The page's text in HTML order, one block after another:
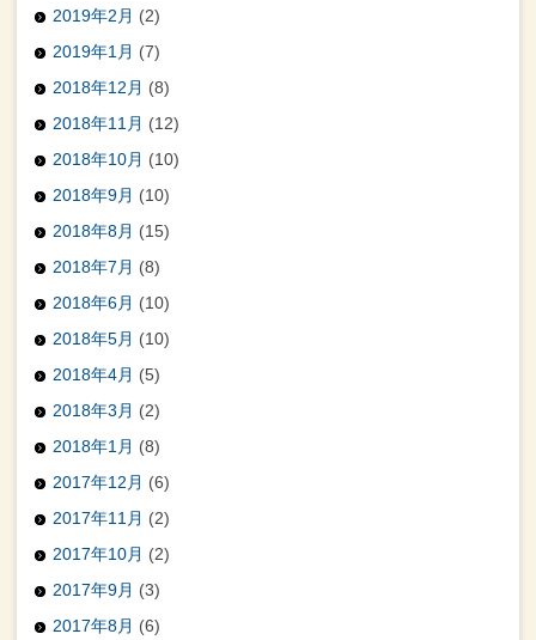
2019年2月 (2)
2019年1月 (7)
2018年12月 (8)
2018年11月 (12)
2018年10月 (10)
2018年9月 (10)
2018年8月 (15)
2018年7月 (8)
2018年6月 (10)
2018年5月 (10)
2018年4月 (5)
2018年3月 (2)
2018年1月 (8)
2017年12月 (6)
2017年11月 (2)
2017年10月 (2)
2017年9月 (3)
2017年8月 (6)